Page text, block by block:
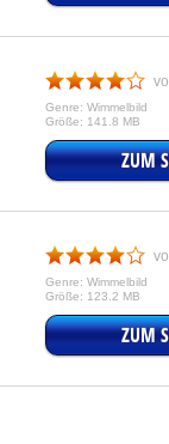
Genre: Wimmelbild
Größe: 141.8 MB
ZUM
Genre: Wimmelbild
Größe: 123.2 MB
ZUM